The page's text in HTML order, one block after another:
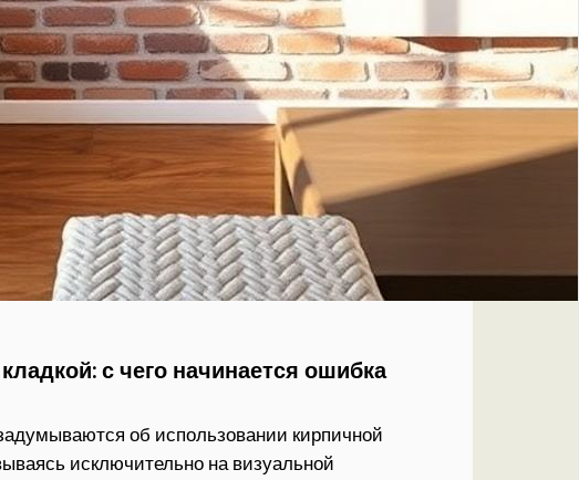
с чего начинается ошибка
об использовании кирпичной
исключительно на визуальной